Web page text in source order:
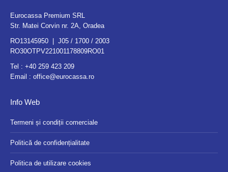
Eurocassa Premium SRL
Str. Matei Corvin nr. 2A, Oradea
RO13145950 | J05 / 1700 / 2003
RO30OTPV221001178809RO01
Tel : +40 259 423 209
Email : office@eurocassa.ro
Info Web
Termeni și condiții comerciale
Politică de confidențialitate
Politica de utilizare cookies